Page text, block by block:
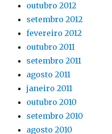
outubro 2012
setembro 2012
fevereiro 2012
outubro 2011
setembro 2011
agosto 2011
janeiro 2011
outubro 2010
setembro 2010
agosto 2010